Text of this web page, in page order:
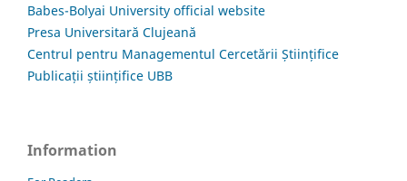
Babes-Bolyai University official website
Presa Universitară Clujeană
Centrul pentru Managementul Cercetării Științifice
Publicații științifice UBB
Information